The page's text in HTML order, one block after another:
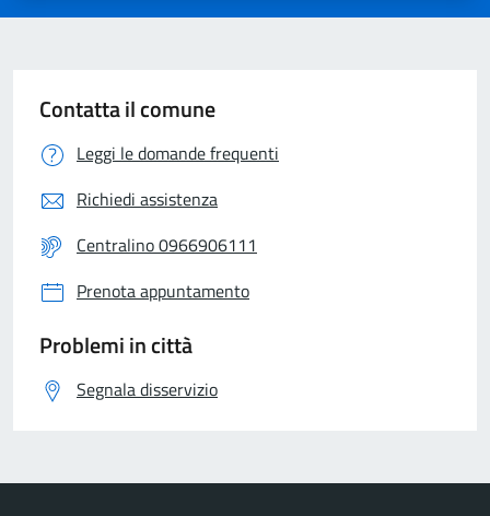
Contatta il comune
Leggi le domande frequenti
Richiedi assistenza
Centralino 0966906111
Prenota appuntamento
Problemi in città
Segnala disservizio